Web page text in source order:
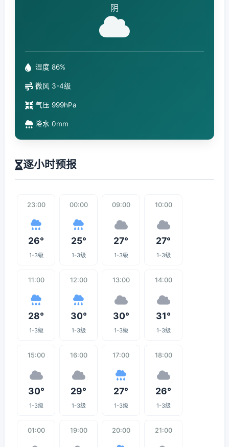
阴
湿度 86%
微风 3-4级
气压 999hPa
降水 0mm
逐小时预报
23:00
26°
1-3级
00:00
25°
1-3级
09:00
27°
1-3级
10:00
27°
1-3级
11:00
28°
1-3级
12:00
30°
1-3级
13:00
30°
1-3级
14:00
31°
1-3级
15:00
30°
1-3级
16:00
29°
1-3级
17:00
27°
1-3级
18:00
26°
1-3级
01:00 19:00 20:00 21:00